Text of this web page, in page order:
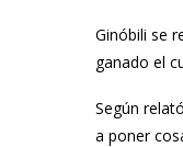
Ginóbili se
ganado el
Según
a poner